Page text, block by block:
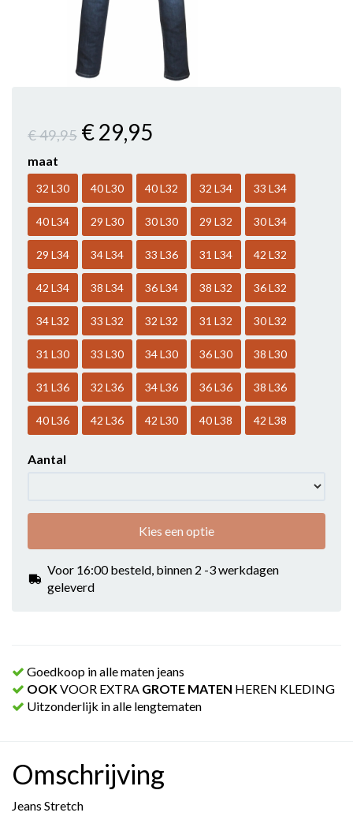
€ 49,95 € 29,95
maat
32 L30 40 L30 40 L32 32 L34 33 L34
40 L34 29 L30 30 L30 29 L32 30 L34
29 L34 34 L34 33 L36 31 L34 42 L32
42 L34 38 L34 36 L34 38 L32 36 L32
34 L32 33 L32 32 L32 31 L32 30 L32
31 L30 33 L30 34 L30 36 L30 38 L30
31 L36 32 L36 34 L36 36 L36 38 L36
40 L36 42 L36 42 L30 40 L38 42 L38
Aantal
Kies een optie
Voor 16:00 besteld, binnen 2 -3 werkdagen
geleverd
Goedkoop in alle maten jeans
OOKVOOR EXTRA GROTE MATEN HEREN KLEDING
Uitzonderlijk in alle lengtematen
Omschrijving
Jeans Stretch